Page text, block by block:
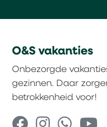
O&S vakanties
Onbezorgde
gezinnen. Daar
betrokkenheid voor!